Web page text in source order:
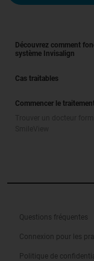
Découvrez comment
système Invisalign
Cas traitables
Commencer le
Questions fréquentes
Connexion pour les
Politique de